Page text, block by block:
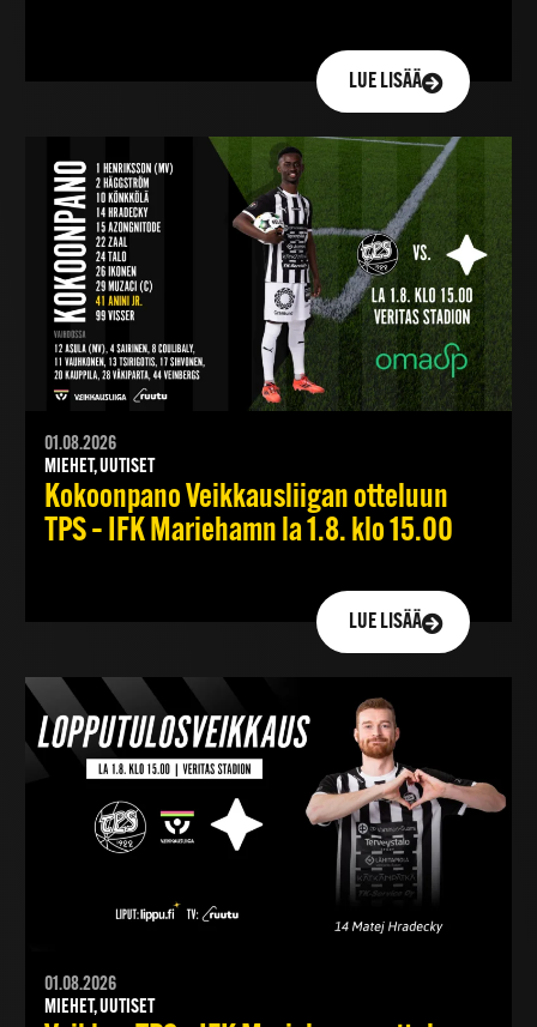
LUE LISÄÄ
01.08.2026
MIEHET, UUTISET
Kokoonpano Veikkausliigan otteluun
TPS – IFK Mariehamn la 1.8. klo 15.00
LUE LISÄÄ
01.08.2026
MIEHET, UUTISET